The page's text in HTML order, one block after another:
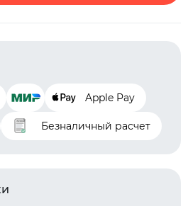
Apple Pay
Безналичный расчет